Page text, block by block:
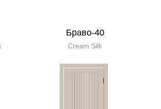
Браво-40
Cream Silk